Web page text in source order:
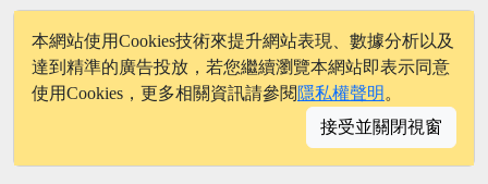
本網站使用Cookies技術來提升網站表現、數據分析以及
達到精準的廣告投放，若您繼續瀏覽本網站即表示同意
使用Cookies，更多相關資訊請參閱 隱私權聲明 。
接受並關閉視窗